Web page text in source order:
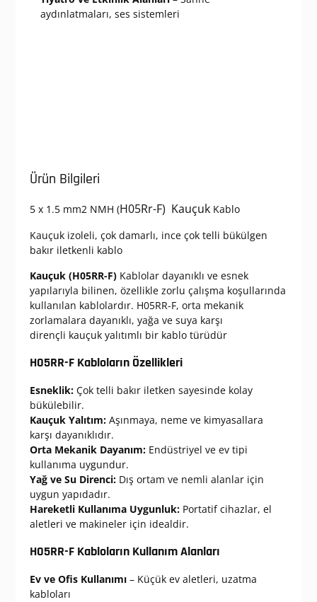
aydınlatmaları, ses sistemleri
Ürün Bilgileri
5 x 1.5 mm2 NMH (H05Rr-F) Kauçuk Kablo
Kauçuk izoleli, çok damarlı, ince çok telli bükülgen
bakır iletkenli kablo
Kauçuk (H05RR-F) Kablolar dayanıklı ve esnek
yapılarıyla bilinen, özellikle zorlu çalışma koşullarında
kullanılan kablolardır. H05RR-F, orta mekanik
zorlamalara dayanıklı, yağa ve suya karşı
dirençli kauçuk yalıtımlı bir kablo türüdür
H05RR-F Kabloların Özellikleri
Esneklik:Çok telli bakır iletken sayesinde kolay
bükülebilir.
Kauçuk Yalıtım:Aşınmaya, neme ve kimyasallara
karşı dayanıklıdır.
Orta Mekanik Dayanım:Endüstriyel ve ev tipi
kullanıma uygundur.
Yağ ve Su Direnci:Dış ortam ve nemli alanlar için
uygun yapıdadır.
Hareketli Kullanıma Uygunluk:Portatif cihazlar, el
aletleri ve makineler için idealdir.
H05RR-F Kabloların Kullanım Alanları
Ev ve Ofis Kullanımı– Küçük ev aletleri, uzatma
kabloları